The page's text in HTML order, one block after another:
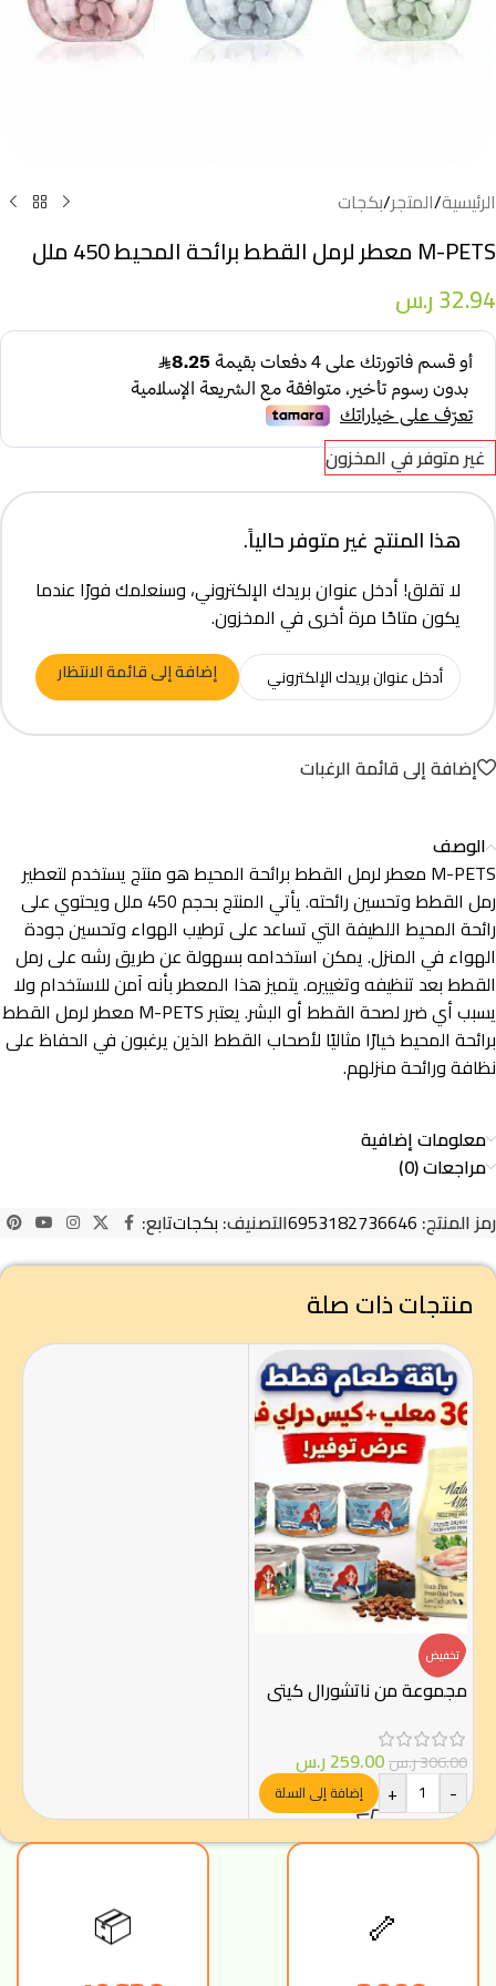
الرئيسية/المتجر/بكجات
M-PETS معطر لرمل القطط برائحة المحيط 450 ملل
32.94ر.س
غير متوفر في المخزون
هذا المنتج غير متوفر حالياً.
لا تقلق! أدخل عنوان بريدك الإلكتروني، وسنعلمك فورًا عندما
يكون متاحًا مرة أخرى في المخزون.
إضافة إلى قائمة الانتظار
إضافة إلى قائمة الرغبات
الوصف
M-PETS معطر لرمل القطط برائحة المحيط هو منتج يستخدم لتعطير
رمل القطط وتحسين رائحته. يأتي المنتج بحجم 450 ملل ويحتوي على
رائحة المحيط اللطيفة التي تساعد على ترطيب الهواء وتحسين جودة
الهواء في المنزل. يمكن استخدامه بسهولة عن طريق رشه على رمل
القطط بعد تنظيفه وتغييره. يتميز هذا المعطر بأنه آمن للاستخدام ولا
يسبب أي ضرر لصحة القطط أو البشر. يعتبر M-PETS معطر لرمل القطط
برائحة المحيط خيارًا مثاليًا لأصحاب القطط الذين يرغبون في الحفاظ على
نظافة ورائحة منزلهم.
معلومات إضافية
مراجعات (0)
رمز المنتج: 6953182736646التصنيف: بكجاتتابع:
منتجات ذات صلة
تخفيض
مجموعة من ناتشورال كيتي
306.00ر.س259.00ر.س
-
+ إضافة إلى السلة
🦴
📦